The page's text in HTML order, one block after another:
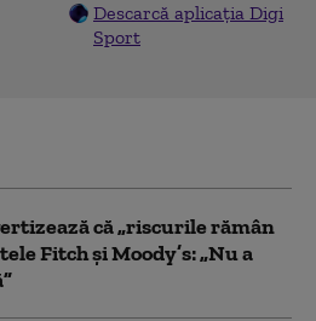
Descarcă aplicația Digi
Sport
că „riscurile rămân
Fitch și Moody’s: „Nu a